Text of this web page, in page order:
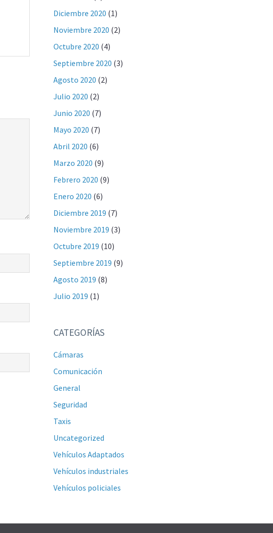
Diciembre 2020 (1)
Noviembre 2020 (2)
Octubre 2020 (4)
Septiembre 2020 (3)
Agosto 2020 (2)
Julio 2020 (2)
Junio 2020 (7)
Mayo 2020 (7)
Abril 2020 (6)
Marzo 2020 (9)
Febrero 2020 (9)
Enero 2020 (6)
Diciembre 2019 (7)
Noviembre 2019 (3)
Octubre 2019 (10)
Septiembre 2019 (9)
Agosto 2019 (8)
Julio 2019 (1)
CATEGORÍAS
Cámaras
Comunicación
General
Seguridad
Taxis
Uncategorized
Vehículos Adaptados
Vehículos industriales
Vehículos policiales